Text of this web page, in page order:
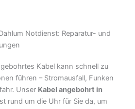
Notdienst: Reparatur- und
Kabel kann schnell zu
führen – Stromausfall, Funken
Unser Kabel angebohrt in
rund um die Uhr für Sie da, um